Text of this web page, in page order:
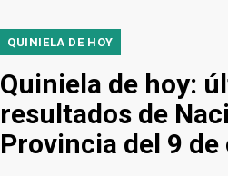
QUINIELA DE HOY
Quiniela de hoy:
resultados de
Provincia del 9